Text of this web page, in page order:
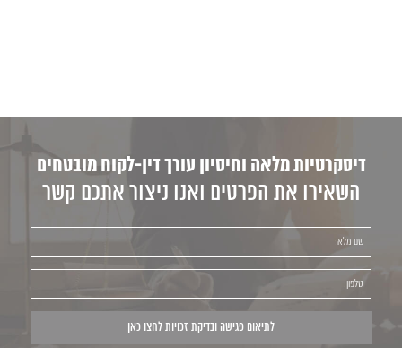
דיסקרטיות מלאה וחיסיון עורך דין-לקוח מובטחים
השאירו את הפרטים ואנו ניצור אתכם קשר